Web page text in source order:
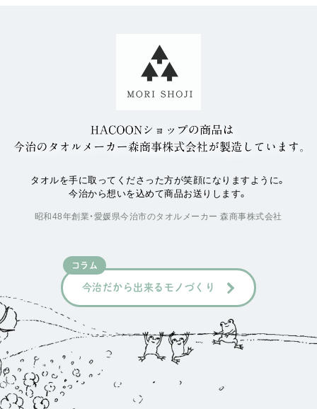
タオルを手に取ってくださった方が笑顔になりますように。
今治から想いを込めて商品お送りします。
昭和48年創業・愛媛県今治市のタオルメーカー 森商事株式会社
コラム
今治だから出来るモノづくり